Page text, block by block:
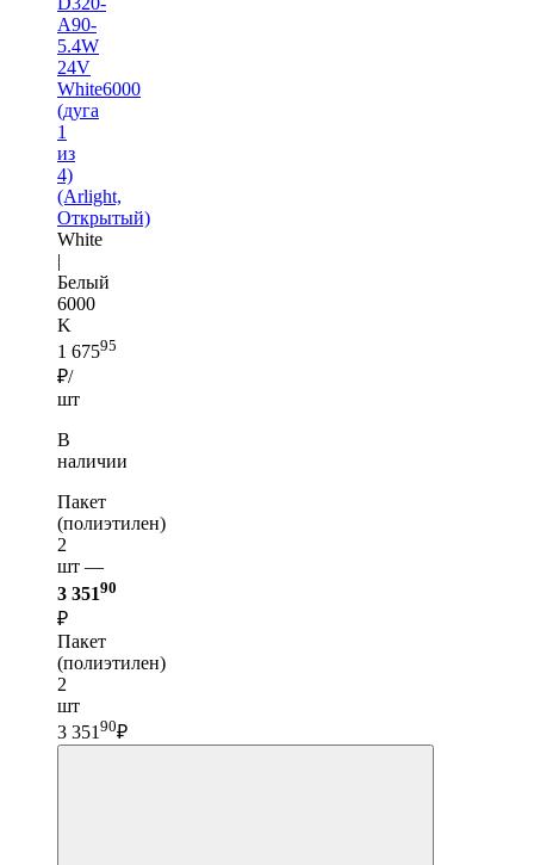
A90-
5.4W
24V
White6000
(дуга
1
из
4)
(Arlight,
Открытый)
White
|
Белый
6000
K
1 67595
₽/
шт
В
наличии
Пакет
(полиэтилен)
2
шт —
3 35190
₽
Пакет
(полиэтилен)
2
шт
3 351 90₽